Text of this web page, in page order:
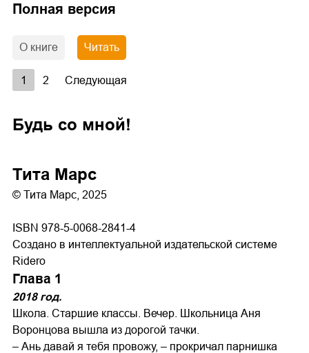
Полная версия
О книге Читать
1 2 Следующая
Будь со мной!
Тита Марс
© Тита Марс, 2025
ISBN 978-5-0068-2841-4
Создано в интеллектуальной издательской системе
Ridero
Глава 1
2018 год.
Школа. Старшие классы. Вечер. Школьница Аня
Воронцова вышла из дорогой тачки.
– Ань давай я тебя провожу, – прокричал парнишка